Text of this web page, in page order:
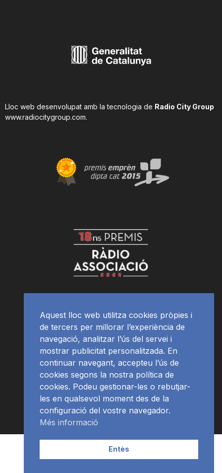
Lloc web desenvolupat amb la tecnologia de Radio City Group
www.radiocitygroup.com.
APP Programació
Aquest lloc web utilitza cookies pròpies i
de tercers per millorar l’experiència de
navegació, analitzar l’ús del servei i
mostrar publicitat personalitzada. En
continuar navegant, accepteu l’ús de
cookies segons la nostra política de
cookies. Podeu gestionar-les o rebutjar-
les en qualsevol moment des de la
configuració del vostre navegador.
Més informació
Entès